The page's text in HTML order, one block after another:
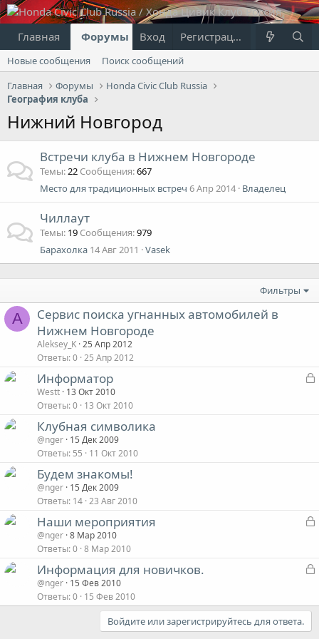
Главная Форумы Что нового?
Вход Регистрация
Новые сообщения
Поиск сообщений
Главная
Форумы
Honda Civic Club Russia
География клуба
Нижний Новгород
Встречи клуба в Нижнем Новгороде
Темы 22 Сообщения 667
Место для традиционных встреч 6 Апр 2014 Владелец
Чиллаут
Темы 19 Сообщения 979
Барахолка 14 Авг 2011 Vasek
Фильтры
A
Сервис поиска угнанных автомобилей в
Нижнем Новгороде
Aleksey_K 25 Апр 2012
Ответы 0 25 Апр 2012
Информатор
Westt 13 Окт 2010
Ответы 0 13 Окт 2010
Клубная символика
@nger 15 Дек 2009
Ответы 55 11 Окт 2010
Будем знакомы!
@nger 15 Дек 2009
Ответы 14 23 Авг 2010
а
Наши мероприятия
@nger 8 Мар 2010
Ответы 0 8 Мар 2010
Информация для новичков.
@nger 15 Фев 2010
Ответы 0 15 Фев 2010
Войдите или зарегистрируйтесь для ответа.